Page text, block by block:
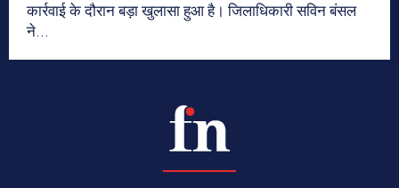
कार्रवाई के दौरान बड़ा खुलासा हुआ है। जिलाधिकारी सविन बंसल
ने...